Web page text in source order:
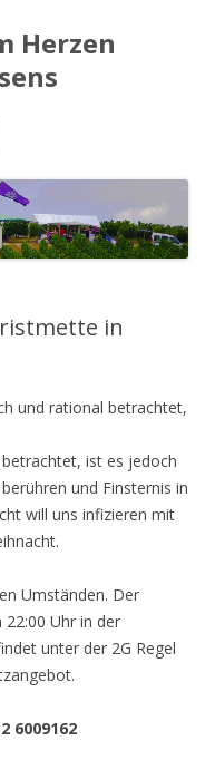
Herzen
in
und rational betrachtet,
ist es jedoch
und Finsternis in
will uns infizieren mit
Umständen. Der
Uhr in der
unter der 2G Regel
6009162